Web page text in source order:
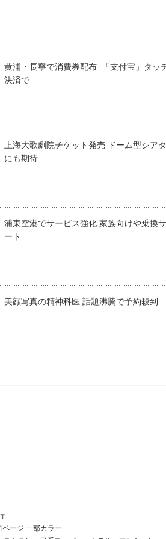
黄浦・長寧で消費券配布 「支付宝」タッ
決済で
上海大歌劇院チケット発売 ドーム型シア
にも期待
浦東空港でサービス強化 家族向けや乗換
ート
美顔写真の精神科医 話題沸騰で予約殺到
ージ 一部カラー